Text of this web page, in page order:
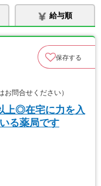
給与順
保存する
問合せください）
上◎在宅に力を入
る薬局です